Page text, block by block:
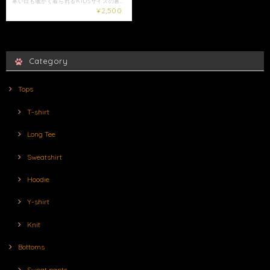
¥2,500
Category
Tops
T-shirt
Long Tee
Sweatshirt
Hoodie
Y-shirt
Knit
Bottoms